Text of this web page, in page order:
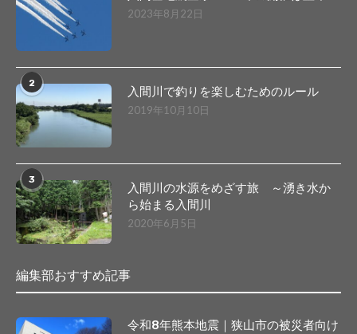
2023年8月22日
2
入間川で釣りを楽しむためのルール
2019年10月10日
3
入間川の水源をめざす旅 ～湧き水か
ら始まる入間川
2020年6月5日
編集部おすすめ記事
令和8年熊本地震｜狭山市の被災者向け